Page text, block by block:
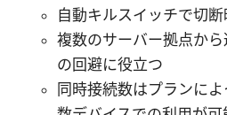
自動キルスイッチで切
複数のサーバー拠点か
の回避に役立つ
同時接続数はプランに